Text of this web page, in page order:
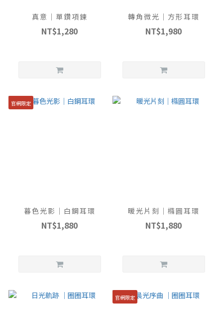
真意｜單鑽項鍊
NT$1,280
轉角微光｜方形耳環
NT$1,980
官網限定
暮色光影｜白鋼耳環
NT$1,880
暖光片刻｜橢圓耳環
NT$1,880
官網限定